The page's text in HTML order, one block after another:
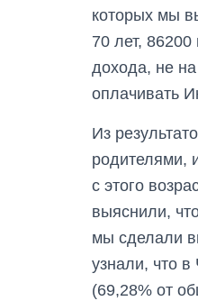
которых мы
70 лет, 86200
дохода, не
оплачивать
Из
родителями,
с этого
выяснили,
мы сделали
узнали, что в
(69,28% от